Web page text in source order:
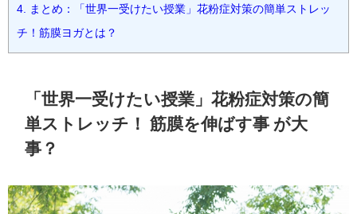
4. まとめ：「世界一受けたい授業」花粉症対策の簡単ストレッ
チ！筋膜ヨガとは？
「世界一受けたい授業」花粉症対策の簡
単ストレッチ！ 筋膜を伸ばす事 が大
事？